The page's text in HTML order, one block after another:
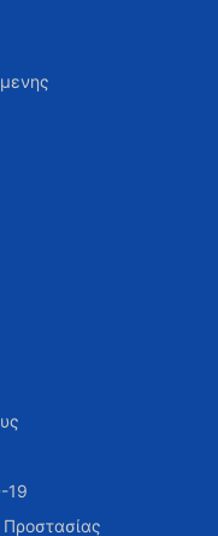
19
Προστασίας